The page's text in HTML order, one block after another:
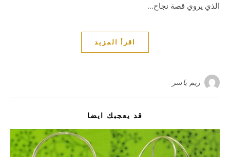
الذي يروي قصة نجاح…
اقرأ المزيد
ريم ياسر
قد يعجبك ايضا